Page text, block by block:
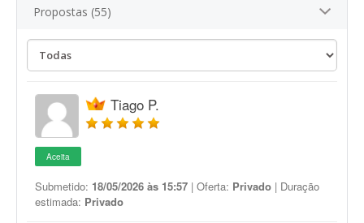
Propostas (55)
Tiago P.
Aceita
Submetido: 18/05/2026 às 15:57 | Oferta: Privado | Duração
estimada: Privado